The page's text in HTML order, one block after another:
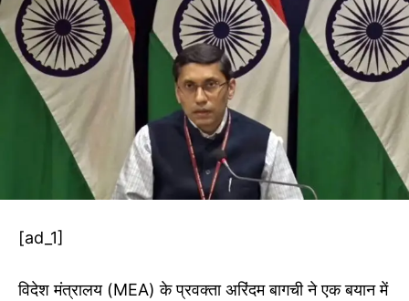
[ad_1]
विदेश मंत्रालय (MEA) के प्रवक्ता अरिंदम बागची ने एक बयान में